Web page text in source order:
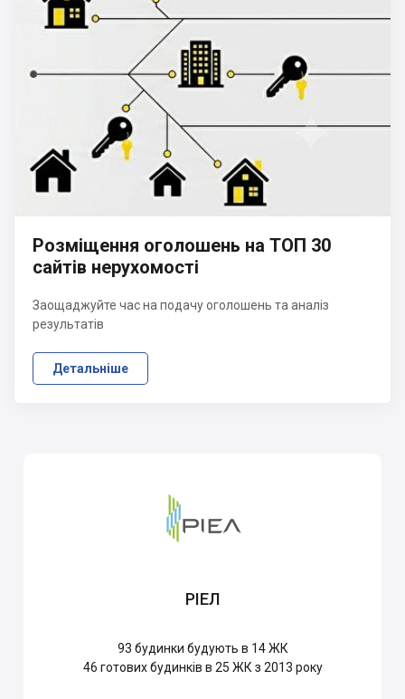
Розміщення оголошень на ТОП 30
сайтів нерухомості
Заощаджуйте час на подачу оголошень та аналіз
результатів
Детальніше
РІЕЛ
93 будинки будують в 14 ЖК
46 готових будинків в 25 ЖК з 2013 року